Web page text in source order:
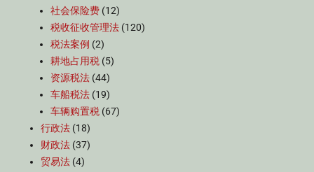
社会保险费 (12)
税收征收管理法 (120)
税法案例 (2)
耕地占用税 (5)
资源税法 (44)
车船税法 (19)
车辆购置税 (67)
行政法 (18)
财政法 (37)
贸易法 (4)